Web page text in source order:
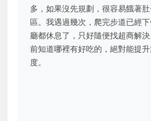
多，如果沒先規劃，很容易餓著
區。我遇過幾次，爬完步道已經
廳都休息了，只好隨便找超商解
前知道哪裡有好吃的，絕對能提
度。